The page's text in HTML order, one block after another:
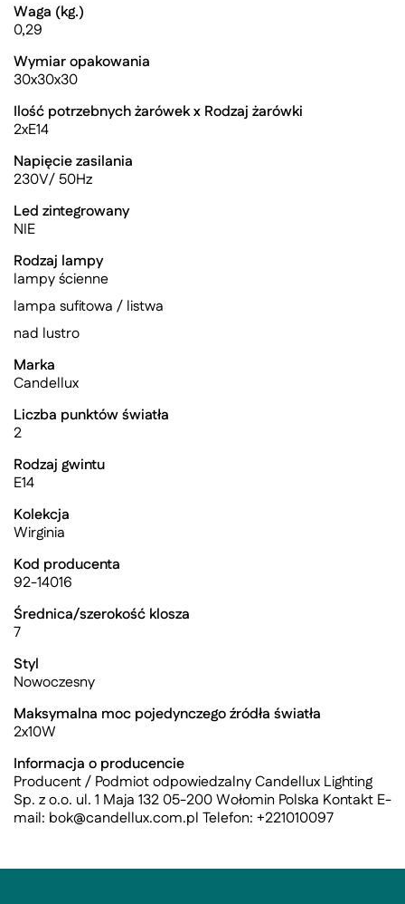
Waga (kg.)
0,29
Wymiar opakowania
30x30x30
Ilość potrzebnych żarówek x Rodzaj żarówki
2xE14
Napięcie zasilania
230V/ 50Hz
Led zintegrowany
NIE
Rodzaj lampy
lampy ścienne
lampa sufitowa / listwa
nad lustro
Marka
Candellux
Liczba punktów światła
2
Rodzaj gwintu
E14
Kolekcja
Wirginia
Kod producenta
92-14016
Średnica/szerokość klosza
7
Styl
Nowoczesny
Maksymalna moc pojedynczego źródła światła
2x10W
Informacja o producencie
Producent / Podmiot odpowiedzalny Candellux Lighting
Sp. z o.o. ul. 1 Maja 132 05-200 Wołomin Polska Kontakt E-
mail: bok@candellux.com.pl Telefon: +221010097